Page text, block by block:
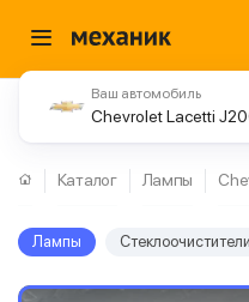
Ваш автомобиль
Chevrolet Lacetti
Каталог Лампы
Лампы Стеклоочистители